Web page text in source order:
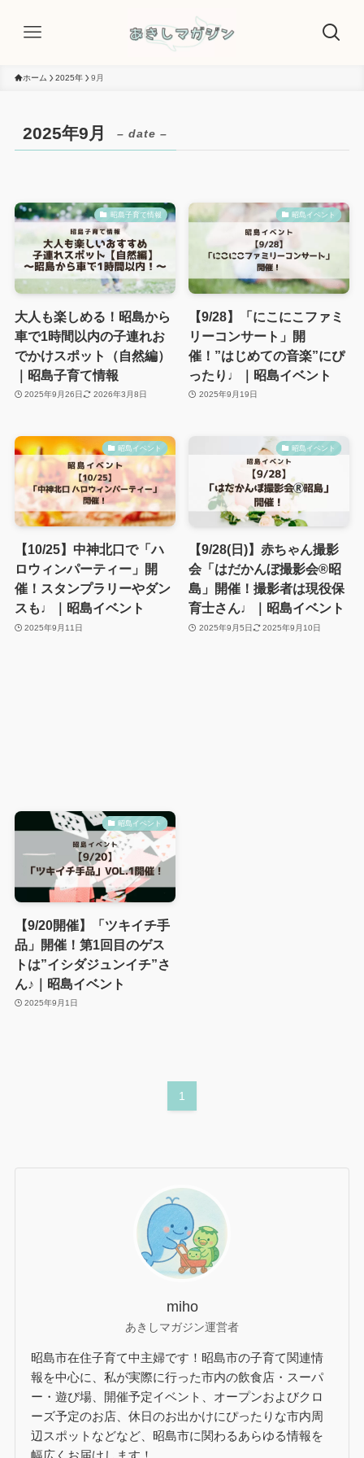
ホーム 2025年 9月
2025年9月 – date –
昭島子育て情報
大人も楽しめる！昭島から
車で1時間以内の子連れお
でかけスポット（自然編）
｜昭島子育て情報
2025年9月26日 2026年3月8日
昭島イベント
【9/28】「にこにこファミ
リーコンサート」開
催！”はじめての音楽”にぴ
ったり♩｜昭島イベント
2025年9月19日
昭島イベント
【10/25】中神北口で「ハ
ロウィンパーティー」開
催！スタンプラリーやダン
スも♩｜昭島イベント
2025年9月11日
昭島イベント
【9/28(日)】赤ちゃん撮影
会「はだかんぼ撮影会®︎昭
島」開催！撮影者は現役保
育士さん♩｜昭島イベント
2025年9月5日 2025年9月10日
昭島イベント
【9/20開催】「ツキイチ手
品」開催！第1回目のゲス
トは”イシダジュンイチ”さ
ん♪｜昭島イベント
2025年9月1日
1
miho
あきしマガジン運営者
昭島市在住子育て中主婦です！昭島市の子育て関連情
報を中心に、私が実際に行った市内の飲食店・スーパ
ー・遊び場、開催予定イベント、オープンおよびクロ
ーズ予定のお店、休日のお出かけにぴったりな市内周
辺スポットなどなど、昭島市に関わるあらゆる情報を